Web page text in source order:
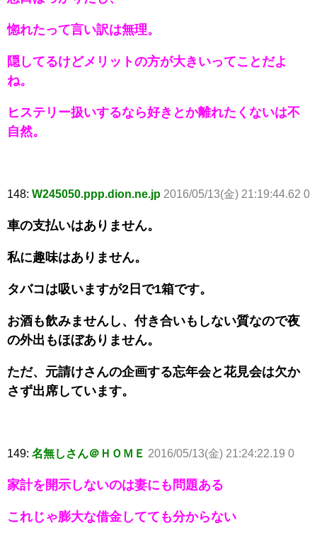
惚れたって言い訳は無理。
隠してるけどメリットの方が大きいってことだよ
ね。
ヒステリー扱いするなら好きとか離れたくないは不
自然。
148: W245050.ppp.dion.ne.jp 2016/05/13(金) 21:19:44.62 0
車の支払いはありません。
私に趣味はありません。
タバコは吸いますが2日で1箱です。
お酒も飲みませんし、付き合いもしない質なので夜
の外出もほぼありません。
ただ、元請けさんの企画する忘年会と花見会は欠か
さず出席しています。
149: 名無しさん＠ＨＯＭＥ 2016/05/13(金) 21:24:22.19 0
家計を開示しないのは妻にも問題ある
これじゃ膨大な借金してても分からない